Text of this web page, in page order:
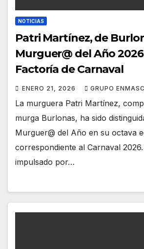
NOTICIAS
Patri Martínez, de
Murguer@ del Año
Factoría de Carnaval
ENERO 21, 2026 GRUPO
La murguera Patri Martínez,
murga Burlonas, ha sido
Murguer@ del Año en su octava
correspondiente al Carnaval
impulsado por…